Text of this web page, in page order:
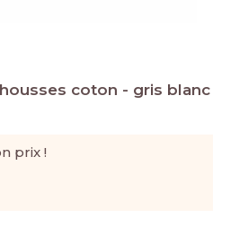
coton - gris blanc
prix !